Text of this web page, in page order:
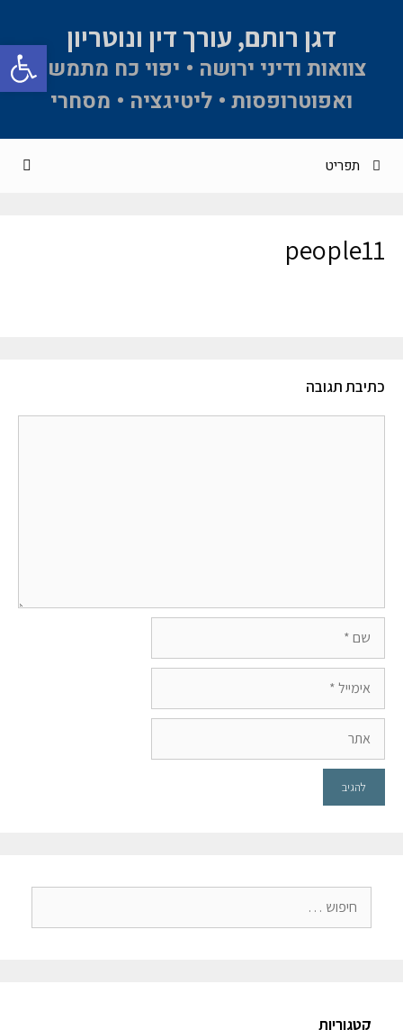
פתח דגן רותם, עורך דין ונוטריון
צוואות ודיני ירושה • יפוי כח מתמשך
ואפוטרופסות • ליטיגציה • מסחרי
תפריט
people11
כתיבת תגובה
קטגוריות